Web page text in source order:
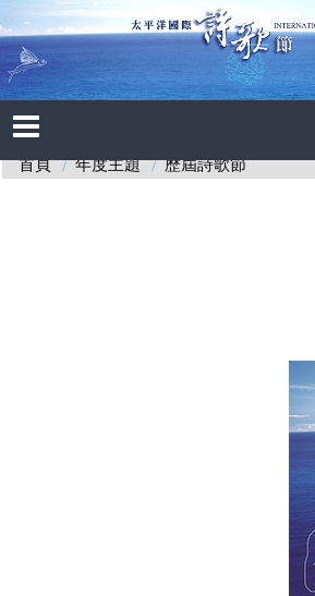
首頁 年度主題 歷屆詩歌節